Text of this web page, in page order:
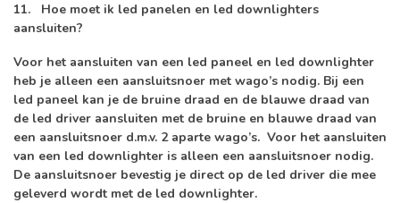
11. Hoe moet ik led panelen en led downlighters
aansluiten?
Voor het aansluiten van een led paneel en led downlighter
heb je alleen een aansluitsnoer met wago’s nodig. Bij een
led paneel kan je de bruine draad en de blauwe draad van
de led driver aansluiten met de bruine en blauwe draad van
een aansluitsnoer d.m.v. 2 aparte wago’s. Voor het aansluiten
van een led downlighter is alleen een aansluitsnoer nodig.
De aansluitsnoer bevestig je direct op de led driver die mee
geleverd wordt met de led downlighter.